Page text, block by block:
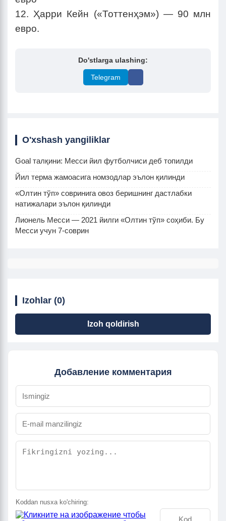
12. Ҳарри Кейн («Тоттенҳэм») — 90 млн
евро.
Do'stlarga ulashing:
Telegram
O'xshash yangiliklar
Goal талқини: Месси йил футболчиси деб топилди
Йил терма жамоасига номзодлар эълон қилинди
«Олтин тўп» совринига овоз беришнинг дастлабки
натижалари эълон қилинди
Лионель Месси — 2021 йилги «Олтин тўп» соҳиби. Бу
Месси учун 7-соврин
Izohlar (0)
Izoh qoldirish
Добавление комментария
Koddan nusxa ko'chiring: